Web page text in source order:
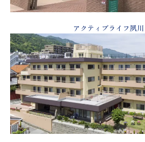
アクティブライフ夙川